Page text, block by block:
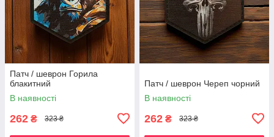
Патч / шеврон Горила
блакитний
В наявності
262 ₴ 323 ₴
Патч / шеврон Череп чорний
В наявності
262 ₴ 323 ₴